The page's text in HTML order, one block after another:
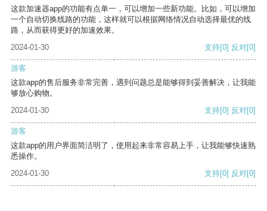
这款加速器app的功能有点单一，可以增加一些新功能。比如，可以增加
一个自动切换线路的功能，这样就可以根据网络情况自动选择最优的线
路，从而获得更好的加速效果。
2024-01-30
支持[0] 反对[0]
游客
这款app的售后服务非常完善，遇到问题总是能够得到妥善解决，让我能
够放心购物。
2024-01-30
支持[0] 反对[0]
游客
这款app的用户界面简洁明了，使用起来非常容易上手，让我能够快速熟
悉操作。
2024-01-30
支持[0] 反对[0]